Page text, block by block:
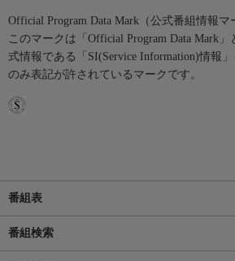
Official Program Data Mark（公式番組情報マ
このマークは「Official Program Data Mark
式情報である「SI(Service Information)情報
のみ表記が許されているマークです。
番組表
番組検索